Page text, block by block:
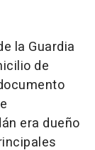
la Guardia
de
era dueño